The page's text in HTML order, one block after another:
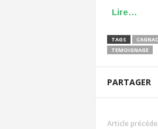
Lire…
TAGS
TEMOIGNAGE
PARTAGER
Article